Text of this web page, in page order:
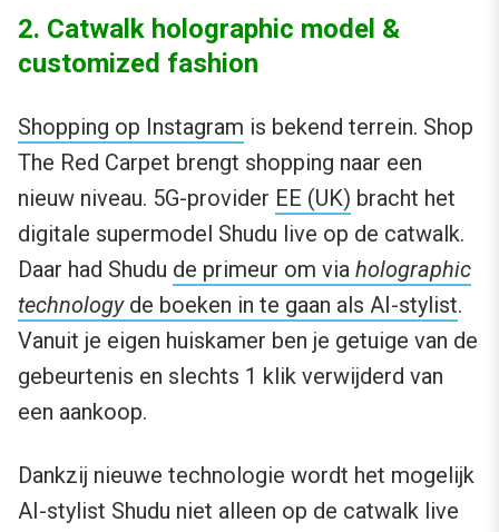
2. Catwalk holographic model &
customized fashion
Shopping op Instagram is bekend terrein. Shop
The Red Carpet brengt shopping naar een
nieuw niveau. 5G-provider EE (UK) bracht het
digitale supermodel Shudu live op de catwalk.
Daar had Shudu de primeur om via holographic
technologyde boeken in te gaan als AI-stylist.
Vanuit je eigen huiskamer ben je getuige van de
gebeurtenis en slechts 1 klik verwijderd van
een aankoop.
Dankzij nieuwe technologie wordt het mogelijk
AI-stylist Shudu niet alleen op de catwalk live